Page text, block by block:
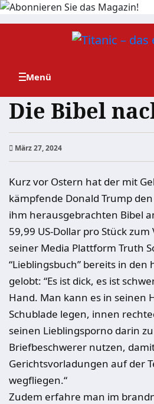
Zum
Die Bibel
März 27, 2024
Kurz vor Ostern hat der mit
kämpfende Donald Trump
ihm herausgebrachten Bibel
59,99 US-Dollar pro Stück
seiner Media Plattform Truth
“Lieblingsbuch” bereits in den
gelobt: “Es ist dick, es ist
Hand. Man kann es in seinen
Schublade legen, innen
seinen Lieblingsporno darin
Briefbeschwerer nutzen,
Gerichtsvorladungen auf der
wegfliegen.“
Zudem erfahre man im